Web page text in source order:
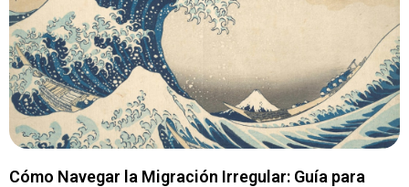
Cómo Navegar la Migración Irregular: Guía para